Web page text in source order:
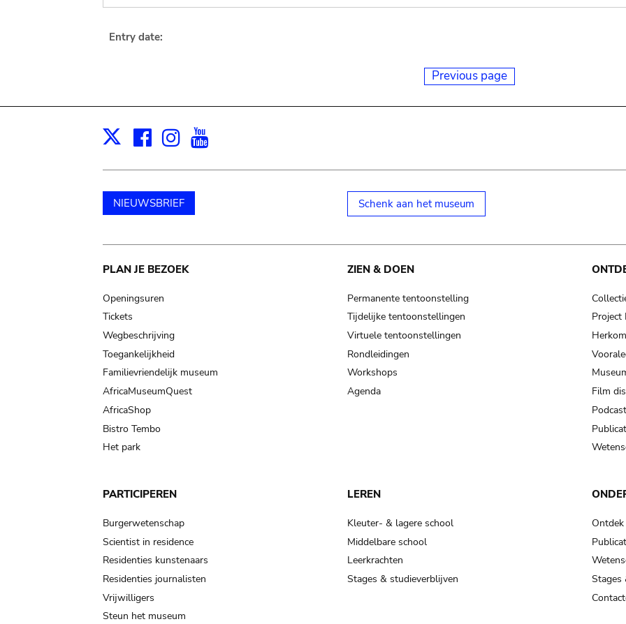
Entry date:
Previous page
X Facebook
Instagram
NIEUWSBRIEF Schenk aan het museum
Main
navigation
PLAN JE BEZOEK
Openingsuren
Tickets
Wegbeschrijving
Toegankelijkheid
Familievriendelijk museum
AfricaMuseumQuest
AfricaShop
Bistro Tembo
Het park
ZIEN & DOEN
Permanente tentoonstelling
Tijdelijke tentoonstellingen
Virtuele tentoonstellingen
Rondleidingen
Workshops
Agenda
Project
Film
PARTICIPEREN
Burgerwetenschap
Scientist in residence
Residenties kunstenaars
Residenties journalisten
Vrijwilligers
Steun het museum
LEREN
Kleuter- & lagere school
Middelbare school
Leerkrachten
Stages & studieverblijven
Stages